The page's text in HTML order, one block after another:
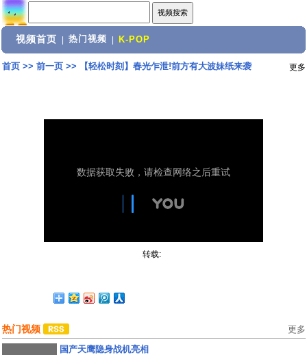
视频首页 热门视频 K-POP
首页>> 前一页>> 【轻松时刻】春光乍泄!前方有大波妹纸来袭 更多
转载:
热门视频 更多
国产天鹰隐身战机亮相